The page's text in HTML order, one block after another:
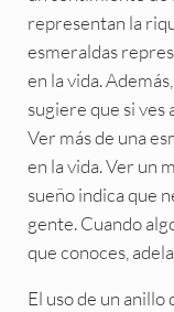
representan la
esmeraldas
en la vida.
sugiere que si ves
Ver más de una
en la vida. Ver un
sueño indica que
gente. Cuando
que conoces,
El uso de un anillo